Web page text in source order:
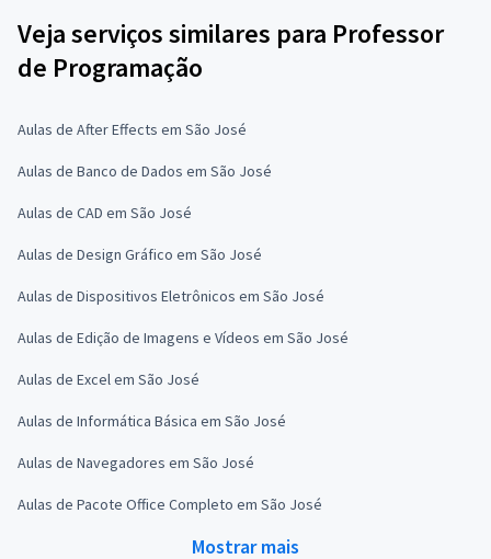
Veja serviços similares para Professor
de Programação
Aulas de After Effects em São José
Aulas de Banco de Dados em São José
Aulas de CAD em São José
Aulas de Design Gráfico em São José
Aulas de Dispositivos Eletrônicos em São José
Aulas de Edição de Imagens e Vídeos em São José
Aulas de Excel em São José
Aulas de Informática Básica em São José
Aulas de Navegadores em São José
Aulas de Pacote Office Completo em São José
Mostrar mais